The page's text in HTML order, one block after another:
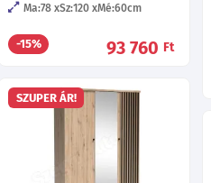
Ma:78 Sz:120 Mé:60cm
-15% 93 760 Ft
SZUPER ÁR!